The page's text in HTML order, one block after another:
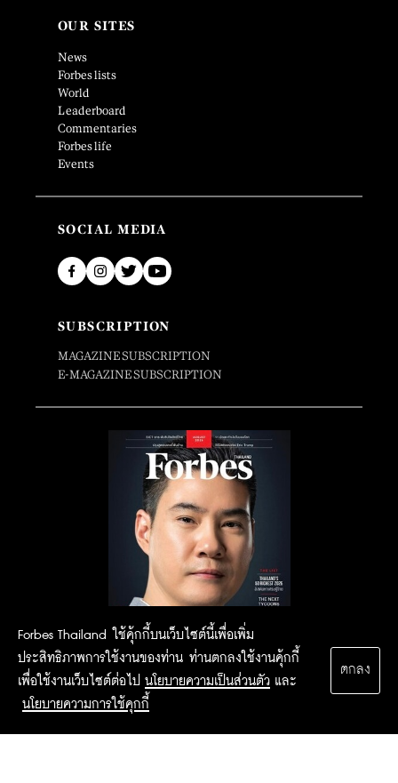
Forbes Thailand ใช้คุ้กกี้บนเว็บไซต์นี้เพื่อเพิ่ม
ประสิทธิภาพการใช้งานของท่าน ท่านตกลงใช้งานคุ้กกี้
เพื่อใช้งานเว็บไซต์ต่อไป นโยบายความเป็นส่วนตัว และ
นโยบายความการใช้คุกกี้
ตกลง
OUR SITES
News
Forbes lists
World
Leaderboard
Commentaries
Forbes life
Events
SOCIAL MEDIA
SUBSCRIPTION
MAGAZINE SUBSCRIPTION
E-MAGAZINE SUBSCRIPTION
2015 Forbesthailand.com ALL RIGHTS RESERVED